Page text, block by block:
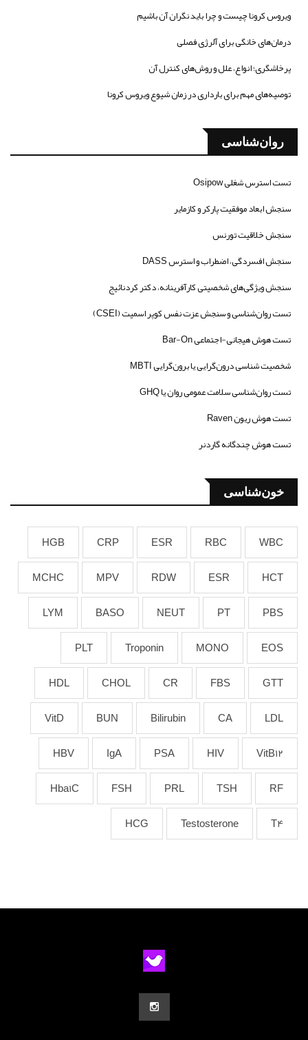
ویروس کرونا چیست و چرا باید نگران آن باشیم
درمان‌های خانگی برای آلرژی فصلی
پرخاشگری؛ انواع، علل و روش‌های کنترل آن
توصیه‌های مهم برای بارداری در زمان شیوع ویروس کرونا
روان‌شناسی
تست استرس شغلی Osipow
سنجش ابعاد موفقیت پارکر و کازمایر
سنجش خلاقیت تورنس
سنجش افسردگی، اضطراب و استرس DASS
سنجش ویژگی‌های شخصیتی کارآفرینانه، دکتر کردنائیج
تست روان‌شناسی و سنجش عزت نفس کوپر اسمیت (CSEI)
تست هوش هیجانی-اجتماعی Bar-On
شخصیت شناسی درون‌گرایی یا برون‌گرایی MBTI
تست روان‌شناسی سلامت عمومی روان یا GHQ
تست هوش ریون Raven
تست هوش چندگانه گاردنر
خون‌شناسی
WBC
RBC
ESR
CRP
HGB
HCT
ESR
RDW
MPV
MCHC
PBS
PT
NEUT
BASO
LYM
EOS
MONO
Troponin
PLT
GTT
FBS
CR
CHOL
HDL
LDL
CA
Bilirubin
BUN
VitD
VitB12
HIV
PSA
IgA
HBV
RF
TSH
PRL
FSH
Hba1C
T4
Testosterone
HCG